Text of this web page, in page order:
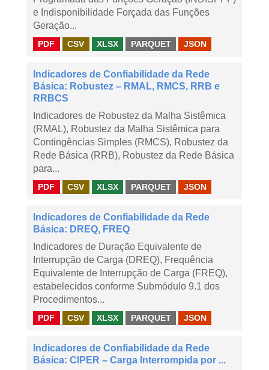
e Indisponibilidade Forçada das Funções
Geração...
PDF CSV XLSX PARQUET JSON
Indicadores de Confiabilidade da Rede
Básica: Robustez – RMAL, RMCS, RRB e
RRBCS
Indicadores de Robustez da Malha Sistêmica
(RMAL), Robustez da Malha Sistêmica para
Contingências Simples (RMCS), Robustez da
Rede Básica (RRB), Robustez da Rede Básica
para...
PDF CSV XLSX PARQUET JSON
Indicadores de Confiabilidade da Rede
Básica: DREQ, FREQ
Indicadores de Duração Equivalente de
Interrupção de Carga (DREQ), Frequência
Equivalente de Interrupção de Carga (FREQ),
estabelecidos conforme Submódulo 9.1 dos
Procedimentos...
PDF CSV XLSX PARQUET JSON
Indicadores de Confiabilidade da Rede
Básica: CIPER – Carga Interrompida por ...